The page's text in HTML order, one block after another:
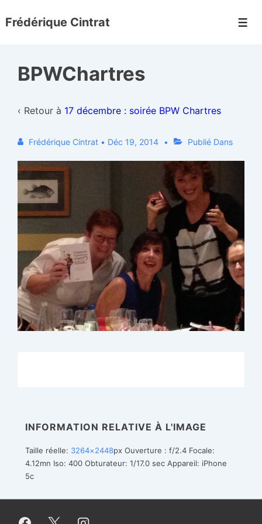
passer
principal
Frédérique Cintrat
BPWChartres
‹ Retour à 17 décembre : soirée BPW Chartres
Frédérique Cintrat • Déc 19, 2014 Publié Dans
INFORMATION RELATIVE À L'IMAGE
Taille réelle: 3264×2448px Ouverture : f/2.4 Focale:
4.12mn Iso: 400 Obturateur: 1/17.0 sec Appareil: iPhone
5c